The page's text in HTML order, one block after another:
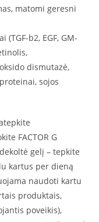
matomi geresni
(TGF-b2, EGF, GM-
dismutazė,
sojos
FACTOR G
gelį – tepkite
kartus per dieną
naudoti kartu
produktais,
poveikis),